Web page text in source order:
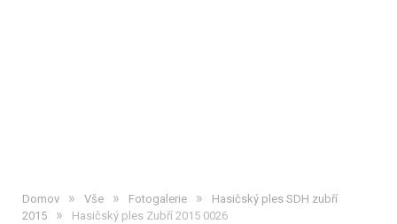
Domov » Vše » Fotogalerie »
Hasičský ples SDH zubří
2015
» Hasičský ples Zubří 2015 0026